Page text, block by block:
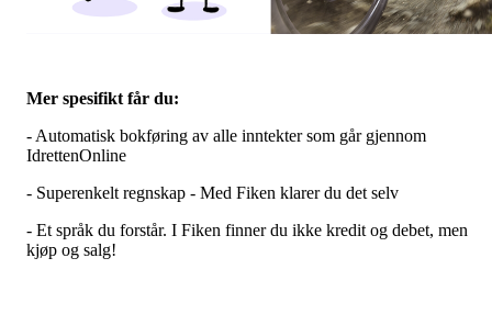
Mer spesifikt får du:
- Automatisk bokføring av alle inntekter som går gjennom
IdrettenOnline
- Superenkelt regnskap - Med Fiken klarer du det selv
- Et språk du forstår. I Fiken finner du ikke kredit og debet, men
kjøp og salg!